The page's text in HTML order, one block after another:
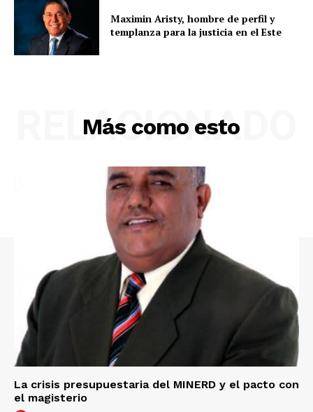
Maximin Aristy, hombre de perfil y
templanza para la justicia en el Este
Más como esto
RELACIONADO
La crisis presupuestaria del MINERD y el pacto con
el magisterio